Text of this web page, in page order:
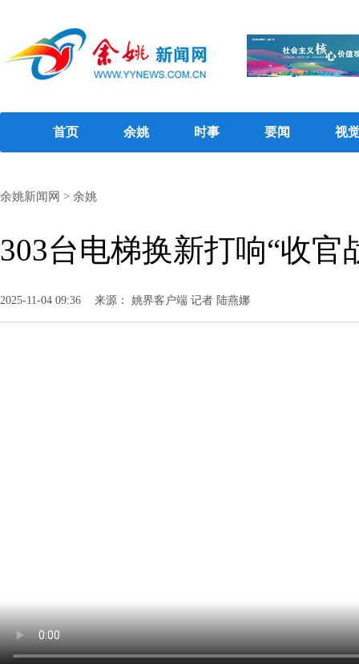
首页 余姚 时事 要闻 视
余姚新闻网 > 余姚
303台电梯换新打响“收官
2025-11-04 09:36 来源： 姚界客户端 记者 陆燕娜